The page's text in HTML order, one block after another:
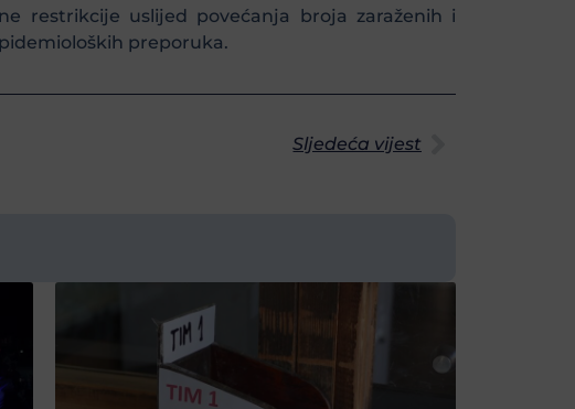
restrikcije uslijed povećanja broja zaraženih i
preporuka.
Sljedeća vijest